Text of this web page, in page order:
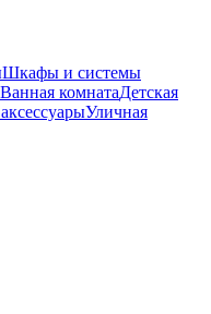
Шкафы и системы
Ванная комнатаДетская
Уличная